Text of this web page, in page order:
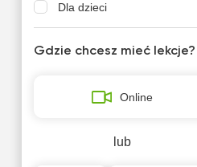
Dla dzieci
Przygotowanie do IB
Gdzie chcesz mieć lekcje?
Online
lub